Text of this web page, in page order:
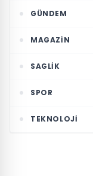
GÜNDEM
MAGAZIN
SAGLIK
SPOR
TEKNOLOJI